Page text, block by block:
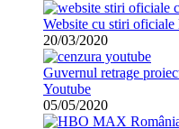
Website cu stiri oficiale
20/03/2020
Guvernul retrage
Youtube
05/05/2020